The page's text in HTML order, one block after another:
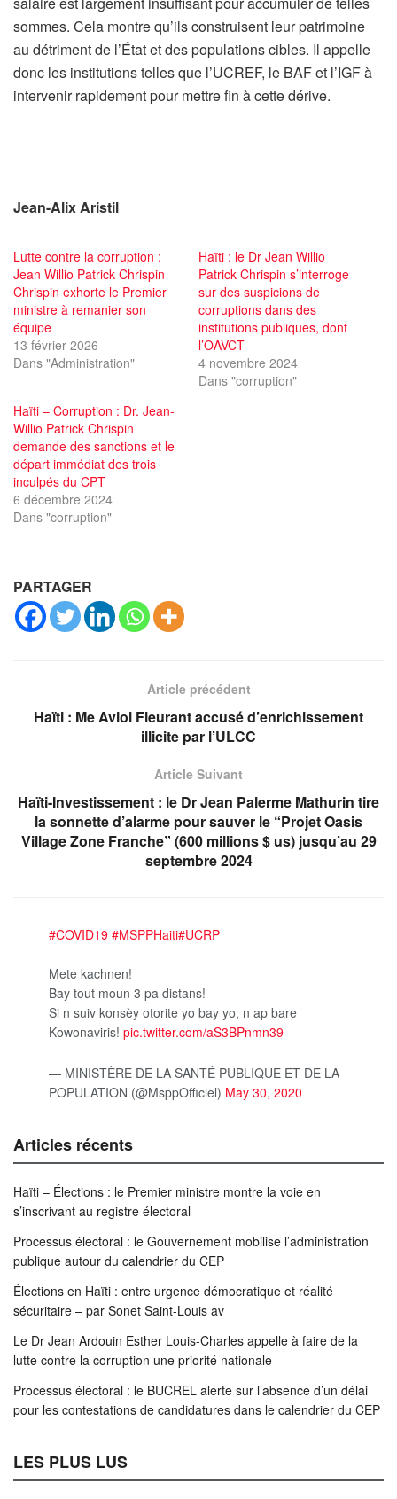
sommes. Cela montre qu’ils construisent leur patrimoine
au détriment de l’État et des populations cibles. Il appelle
donc les institutions telles que l’UCREF, le BAF et l’IGF à
intervenir rapidement pour mettre fin à cette dérive.
Jean-Alix Aristil
Lutte contre la corruption :
Jean Willio Patrick Chrispin
Chrispin exhorte le Premier
ministre à remanier son
équipe
13 février 2026
Dans "Administration"
Haïti : le Dr Jean Willio
Patrick Chrispin s’interroge
sur des suspicions de
corruptions dans des
institutions publiques, dont
l’OAVCT
4 novembre 2024
Dans "corruption"
Haïti – Corruption : Dr. Jean-
Willio Patrick Chrispin
demande des sanctions et le
départ immédiat des trois
inculpés du CPT
6 décembre 2024
Dans "corruption"
PARTAGER
Article précédent
Haïti : Me Aviol Fleurant accusé d’enrichissement
illicite par l’ULCC
Article Suivant
Haïti-Investissement : le Dr Jean Palerme Mathurin tire
la sonnette d’alarme pour sauver le “Projet Oasis
Village Zone Franche” (600 millions $ us) jusqu’au 29
septembre 2024
#COVID19 #MSPPHaiti#UCRP
Mete kachnen!
Bay tout moun 3 pa distans!
Si n suiv konsèy otorite yo bay yo, n ap bare
Kowonaviris! pic.twitter.com/aS3BPnmn39
— MINISTÈRE DE LA SANTÉ PUBLIQUE ET DE LA
POPULATION (@MsppOfficiel) May 30, 2020
Articles récents
Haïti – Élections : le Premier ministre montre la voie en
s’inscrivant au registre électoral
Processus électoral : le Gouvernement mobilise l’administration
publique autour du calendrier du CEP
Élections en Haïti : entre urgence démocratique et réalité
sécuritaire – par Sonet Saint-Louis av
Le Dr Jean Ardouin Esther Louis-Charles appelle à faire de la
lutte contre la corruption une priorité nationale
Processus électoral : le BUCREL alerte sur l’absence d’un délai
pour les contestations de candidatures dans le calendrier du CEP
LES PLUS LUS